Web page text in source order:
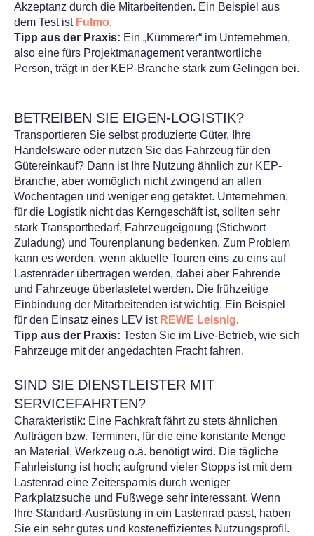
Akzeptanz durch die Mitarbeitenden. Ein Beispiel aus
dem Test ist Fulmo.
Tipp aus der Praxis: Ein „Kümmerer“ im Unternehmen,
also eine fürs Projektmanagement verantwortliche
Person, trägt in der KEP-Branche stark zum Gelingen bei.
BETREIBEN SIE EIGEN-LOGISTIK?
Transportieren Sie selbst produzierte Güter, Ihre
Handelsware oder nutzen Sie das Fahrzeug für den
Gütereinkauf? Dann ist Ihre Nutzung ähnlich zur KEP-
Branche, aber womöglich nicht zwingend an allen
Wochentagen und weniger eng getaktet. Unternehmen,
für die Logistik nicht das Kerngeschäft ist, sollten sehr
stark Transportbedarf, Fahrzeugeignung (Stichwort
Zuladung) und Tourenplanung bedenken. Zum Problem
kann es werden, wenn aktuelle Touren eins zu eins auf
Lastenräder übertragen werden, dabei aber Fahrende
und Fahrzeuge überlastetet werden. Die frühzeitige
Einbindung der Mitarbeitenden ist wichtig. Ein Beispiel
für den Einsatz eines LEV ist REWE Leisnig.
Tipp aus der Praxis: Testen Sie im Live-Betrieb, wie sich
Fahrzeuge mit der angedachten Fracht fahren.
SIND SIE DIENSTLEISTER MIT
SERVICEFAHRTEN?
Charakteristik: Eine Fachkraft fährt zu stets ähnlichen
Aufträgen bzw. Terminen, für die eine konstante Menge
an Material, Werkzeug o.ä. benötigt wird. Die tägliche
Fahrleistung ist hoch; aufgrund vieler Stopps ist mit dem
Lastenrad eine Zeitersparnis durch weniger
Parkplatzsuche und Fußwege sehr interessant. Wenn
Ihre Standard-Ausrüstung in ein Lastenrad passt, haben
Sie ein sehr gutes und kosteneffizientes Nutzungsprofil.